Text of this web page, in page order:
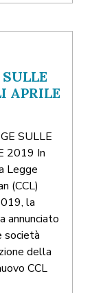
APRILE
SULLE
2019 In
Legge
(CCL)
la
annunciato
società
della
CCL